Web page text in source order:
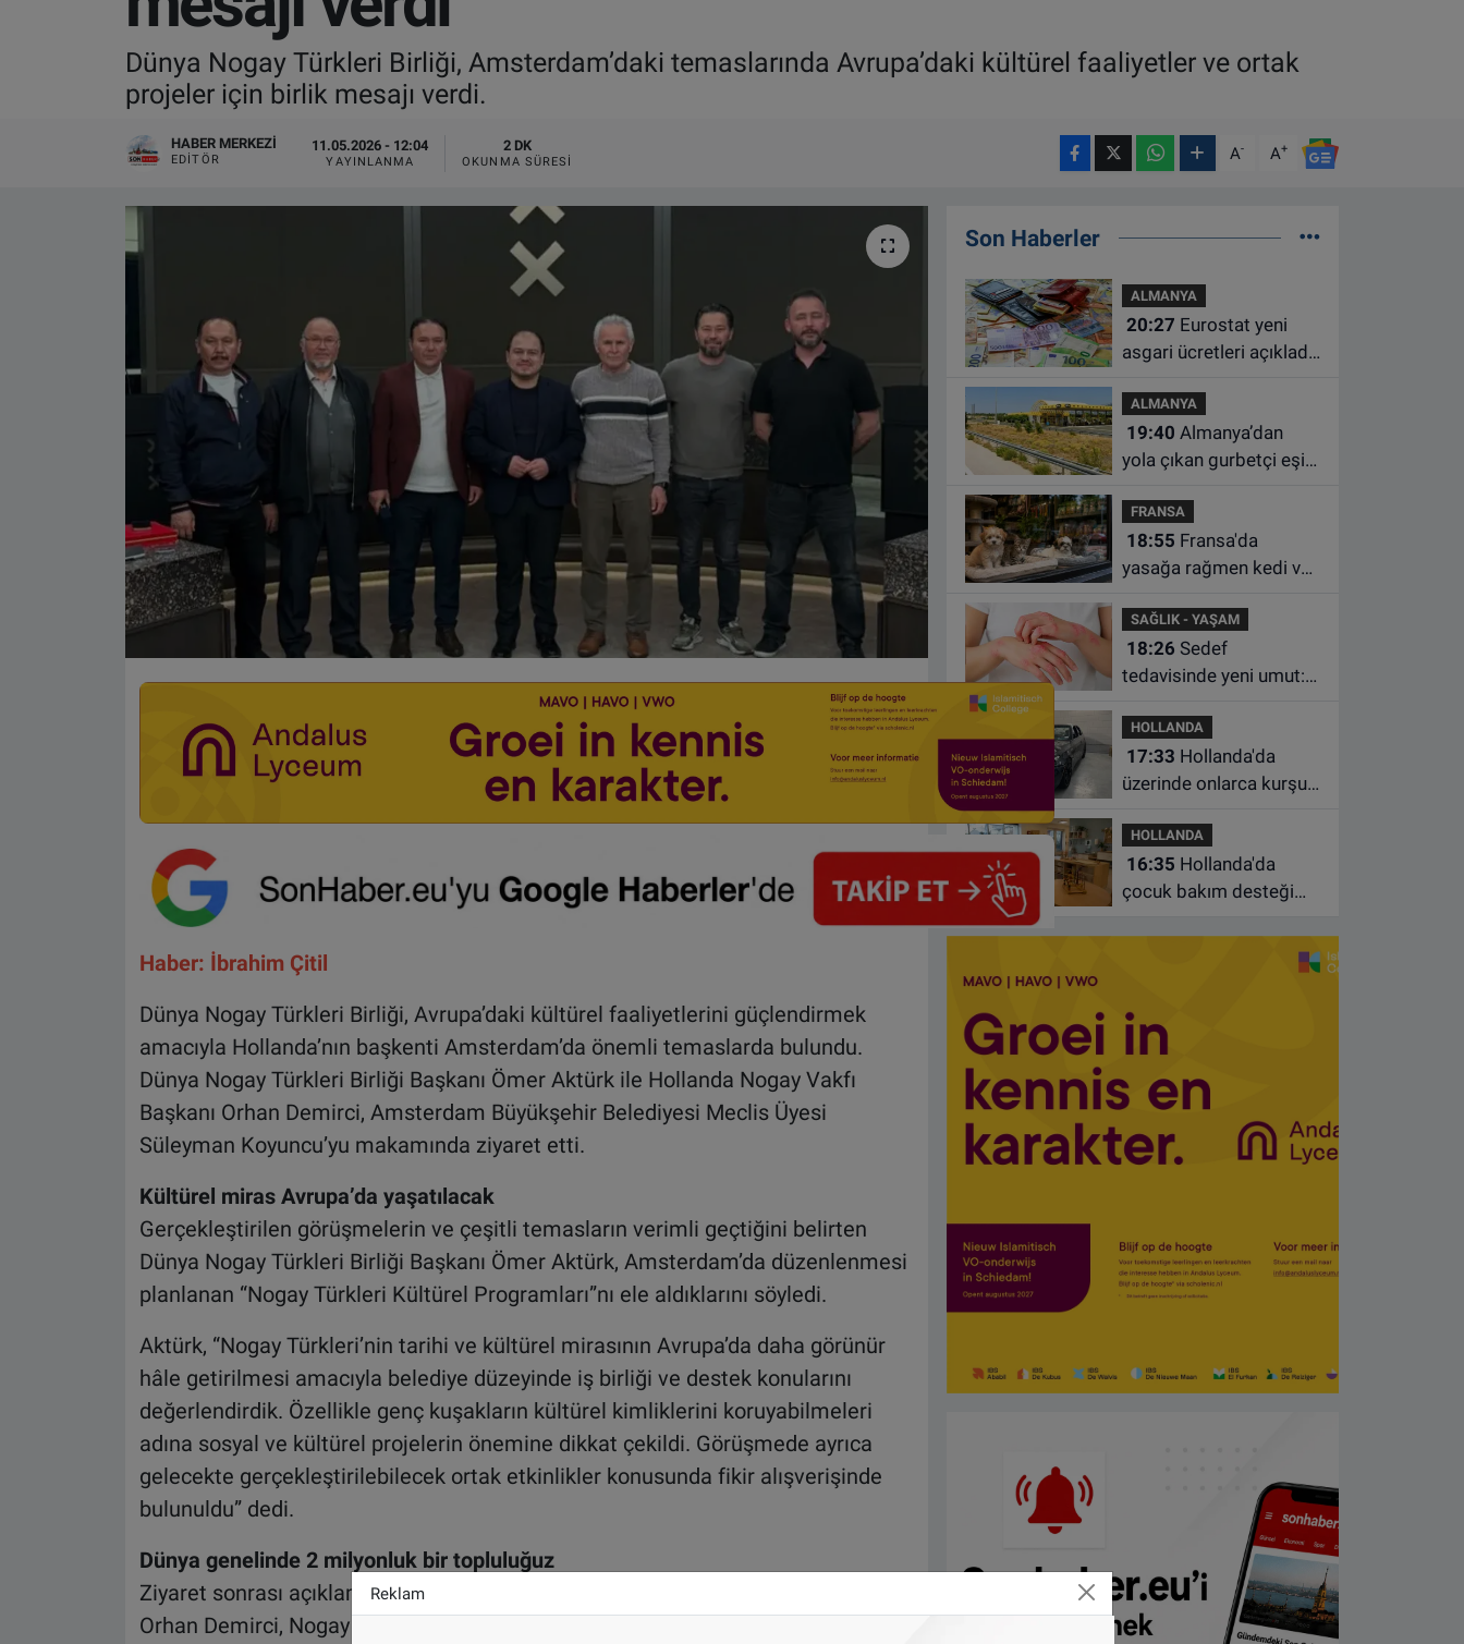
Dünya Nogay Türkleri Birliği, Amsterdam’daki temaslarında Avrupa’daki kültürel faaliyetler ve ortak
projeler için birlik mesajı verdi.
HABER MERKEZI
EDITÖR
11.05.2026 - 12:04
YAYINLANMA
2 DK
OKUNMA SÜRESI A- A+
Haber: İbrahim Çitil
Dünya Nogay Türkleri Birliği, Avrupa’daki kültürel faaliyetlerini güçlendirmek
amacıyla Hollanda’nın başkenti Amsterdam’da önemli temaslarda bulundu.
Dünya Nogay Türkleri Birliği Başkanı Ömer Aktürk ile Hollanda Nogay Vakfı
Başkanı Orhan Demirci, Amsterdam Büyükşehir Belediyesi Meclis Üyesi
Süleyman Koyuncu’yu makamında ziyaret etti.
Kültürel miras Avrupa’da yaşatılacak
Gerçekleştirilen görüşmelerin ve çeşitli temasların verimli geçtiğini belirten
Dünya Nogay Türkleri Birliği Başkanı Ömer Aktürk, Amsterdam’da düzenlenmesi
planlanan “Nogay Türkleri Kültürel Programları”nı ele aldıklarını söyledi.
Aktürk, “Nogay Türkleri’nin tarihi ve kültürel mirasının Avrupa’da daha görünür
hâle getirilmesi amacıyla belediye düzeyinde iş birliği ve destek konularını
değerlendirdik. Özellikle genç kuşakların kültürel kimliklerini koruyabilmeleri
adına sosyal ve kültürel projelerin önemine dikkat çekildi. Görüşmede ayrıca
gelecekte gerçekleştirilebilecek ortak etkinlikler konusunda fikir alışverişinde
bulunuldu” dedi.
Dünya genelinde 2 milyonluk bir topluluğuz
Ziyaret sonrası açıklamalarda bulunan Hollanda Nogay Türkleri Vakfı Başkanı
Orhan Demirci, Nogay Türkleri’nin dünya genelindeki yaygınlığına vurgu yaptı.
Son Haberler
ALMANYA
20:27
asgari ücretleri açıkladı:
sıraya yükseldi
ALMANYA
19:40
yola çıkan gurbetçi eşini
istasyonunda unuttu
FRANSA
18:55
yasağa rağmen kedi ve
shoplara hayvan başına
1.500 euro ceza
SAĞLIK - YAŞAM
18:26
tedavisinde yeni umut:
iyileşmediği bulundu
HOLLANDA
17:33
üzerinde onlarca kurşun
euroya satışa çıktı
HOLLANDA
16:35
çocuk bakım desteği
hâlâ ek ödeme yapıyor
ALGEMENE VOORWAARDEN
CONTACT
Çerez Politikası
Reklam